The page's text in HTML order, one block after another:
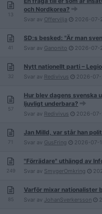
13
och Nordkorea?
Svar av Offervilja 2026-07-
41
SD:s besked: "Är man
Svar av Ganonito 2026-07-
32
Nytt nationellt parti –
Svar av Redivivus 2026-
57
Hur blev dagens svenska
ljuvligt underbara?
Svar av Redivivus 2026-
71
Jan Milld, var står han
Svar av GusFring 2026-07-
249
"Förrädare" uthängd av
Svar av SmygerOmkring
85
Varför mixar nationalister
Svar av JohanSverkersson